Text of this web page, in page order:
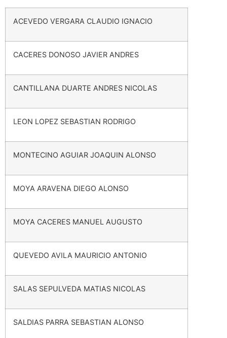
ACEVEDO VERGARA CLAUDIO IGNACIO
CACERES DONOSO JAVIER ANDRES
CANTILLANA DUARTE ANDRES NICOLAS
LEON LOPEZ SEBASTIAN RODRIGO
MONTECINO AGUIAR JOAQUIN ALONSO
MOYA ARAVENA DIEGO ALONSO
MOYA CACERES MANUEL AUGUSTO
QUEVEDO AVILA MAURICIO ANTONIO
SALAS SEPULVEDA MATIAS NICOLAS
SALDIAS PARRA SEBASTIAN ALONSO